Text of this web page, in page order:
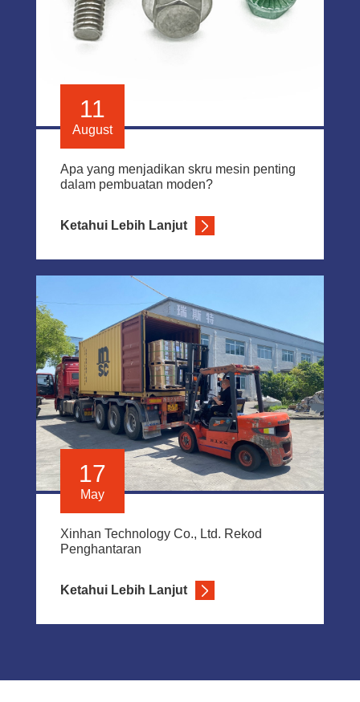
11
August
Apa yang menjadikan skru mesin penting
dalam pembuatan moden?
Ketahui Lebih Lanjut
17
May
Xinhan Technology Co., Ltd. Rekod
Penghantaran
Ketahui Lebih Lanjut